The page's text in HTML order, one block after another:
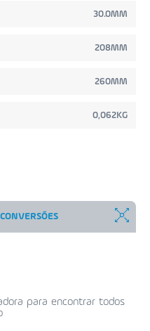
30.0MM
208MM
260MM
0,062KG
CONVERSÕES
para encontrar todos